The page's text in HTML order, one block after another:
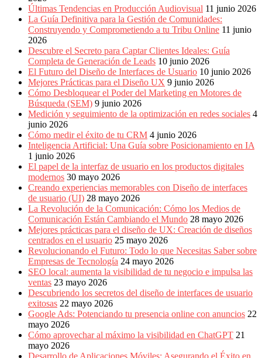
Últimas Tendencias en Producción Audiovisual 11 junio 2026
La Guía Definitiva para la Gestión de Comunidades:
Construyendo y Comprometiendo a tu Tribu Online 11 junio
2026
Descubre el Secreto para Captar Clientes Ideales: Guía
Completa de Generación de Leads 10 junio 2026
El Futuro del Diseño de Interfaces de Usuario 10 junio 2026
Mejores Prácticas para el Diseño UX 9 junio 2026
Cómo Desbloquear el Poder del Marketing en Motores de
Búsqueda (SEM) 9 junio 2026
Medición y seguimiento de la optimización en redes sociales 4
junio 2026
Cómo medir el éxito de tu CRM 4 junio 2026
Inteligencia Artificial: Una Guía sobre Posicionamiento en IA
1 junio 2026
El papel de la interfaz de usuario en los productos digitales
modernos 30 mayo 2026
Creando experiencias memorables con Diseño de interfaces
de usuario (UI) 28 mayo 2026
La Revolución de la Comunicación: Cómo los Medios de
Comunicación Están Cambiando el Mundo 28 mayo 2026
Mejores prácticas para el diseño de UX: Creación de diseños
centrados en el usuario 25 mayo 2026
Revolucionando el Futuro: Todo lo que Necesitas Saber sobre
Empresas de Tecnología 24 mayo 2026
SEO local: aumenta la visibilidad de tu negocio e impulsa las
ventas 23 mayo 2026
Descubriendo los secretos del diseño de interfaces de usuario
exitosas 22 mayo 2026
Google Ads: Potenciando tu presencia online con anuncios 22
mayo 2026
Cómo aprovechar al máximo la visibilidad en ChatGPT 21
mayo 2026
Desarrollo de Aplicaciones Móviles: Asegurando el Éxito en